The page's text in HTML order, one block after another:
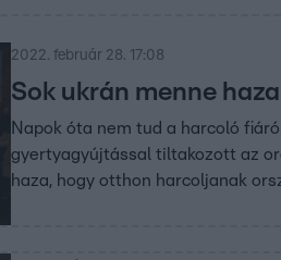
2022. február 28. 17:08
Sok ukrán menne
Napok óta nem tud a harcoló
gyertyagyújtással tiltakozott az
haza, hogy otthon harcoljanak